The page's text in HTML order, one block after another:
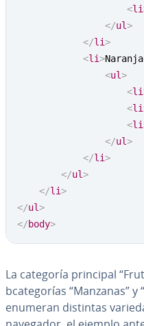
<li
</ul>
</li>
<li>
<ul>
<li
<li
<li
</ul>
</li>
</ul>
</li>
</ul>
</body>
La categoría principal
b­ca­te­go­rías “Manzanas” y
enumeran distintas